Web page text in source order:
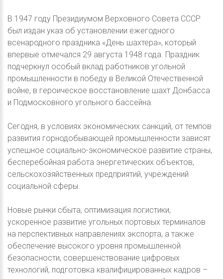
В 1947 году Президиумом Верховного Совета СССР
был издан указ об установлении ежегодного
всенародного праздника «День шахтера», который
впервые отмечался 29 августа 1948 года. Праздник
подчеркнул особый вклад работников угольной
промышленности в победу в Великой Отечественной
войне, в героическое восстановление шахт Донбасса
и Подмосковного угольного бассейна.
Сегодня, в условиях экономических санкций, от темпов
развития горнодобывающей промышленности зависят
успешное социально-экономическое развитие страны,
бесперебойная работа энергетических объектов,
сельскохозяйственных предприятий, учреждений
социальной сферы.
Новые рынки сбыта, оптимизация логистики,
ускоренное развитие угольных портовых терминалов
на перспективных направлениях экспорта, а также
обеспечение высокого уровня промышленной
безопасности, совершенствование цифровых
технологий, подготовка квалифицированных кадров –